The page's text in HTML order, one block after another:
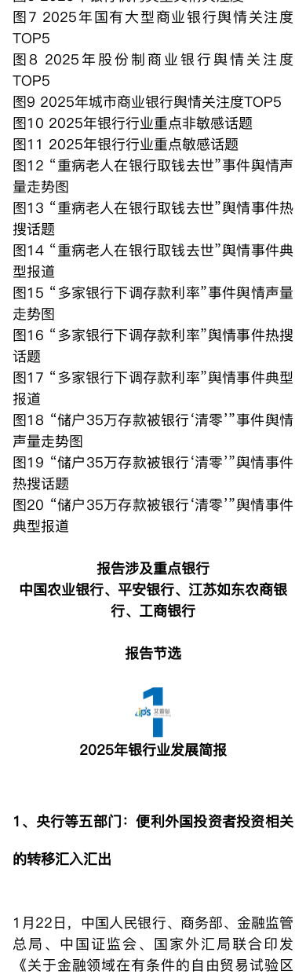
图7 2025年国有大型商业银行舆情关注度
TOP5
图8 2025年股份制商业银行舆情关注度
TOP5
图9 2025年城市商业银行舆情关注度TOP5
图10 2025年银行行业重点非敏感话题
图11 2025年银行行业重点敏感话题
图12 “重病老人在银行取钱去世”事件舆情声
量走势图
图13 “重病老人在银行取钱去世”舆情事件热
搜话题
图14 “重病老人在银行取钱去世”舆情事件典
型报道
图15 “多家银行下调存款利率”事件舆情声量
走势图
图16 “多家银行下调存款利率”舆情事件热搜
话题
图17 “多家银行下调存款利率”舆情事件典型
报道
图18 “储户35万存款被银行‘清零’”事件舆情
声量走势图
图19 “储户35万存款被银行‘清零’”舆情事件
热搜话题
图20 “储户35万存款被银行‘清零’”舆情事件
典型报道
报告涉及重点银行
中国农业银行、平安银行、江苏如东农商银
行、工商银行
报告节选
2025年银行业发展简报
1、央行等五部门：便利外国投资者投资相关
的转移汇入汇出
1月22日，中国人民银行、商务部、金融监管
总局、中国证监会、国家外汇局联合印发
《关于金融领域在有条件的自由贸易试验区